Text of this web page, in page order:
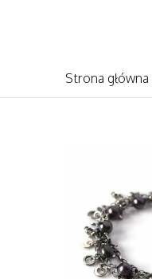
Strona główna